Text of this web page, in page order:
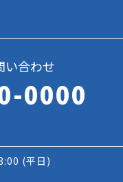
い合わせ
0000
(平日)